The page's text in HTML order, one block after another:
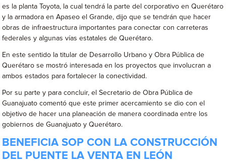
es la planta Toyota, la cual tendrá la parte del corporativo en Querétaro
y la armadora en Apaseo el Grande, dijo que se tendrán que hacer
obras de infraestructura importantes para conectar con carreteras
federales y algunas vías estatales de Querétaro.
En este sentido la titular de Desarrollo Urbano y Obra Pública de
Querétaro se mostró interesada en los proyectos que involucran a
ambos estados para fortalecer la conectividad.
Por su parte y para concluir, el Secretario de Obra Pública de
Guanajuato comentó que este primer acercamiento se dio con el
objetivo de hacer una planeación de manera coordinada entre los
gobiernos de Guanajuato y Querétaro.
BENEFICIA SOP CON LA CONSTRUCCIÓN
DEL PUENTE LA VENTA EN LEÓN